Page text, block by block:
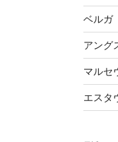
ベルガ
アング
マルセ
エスタ